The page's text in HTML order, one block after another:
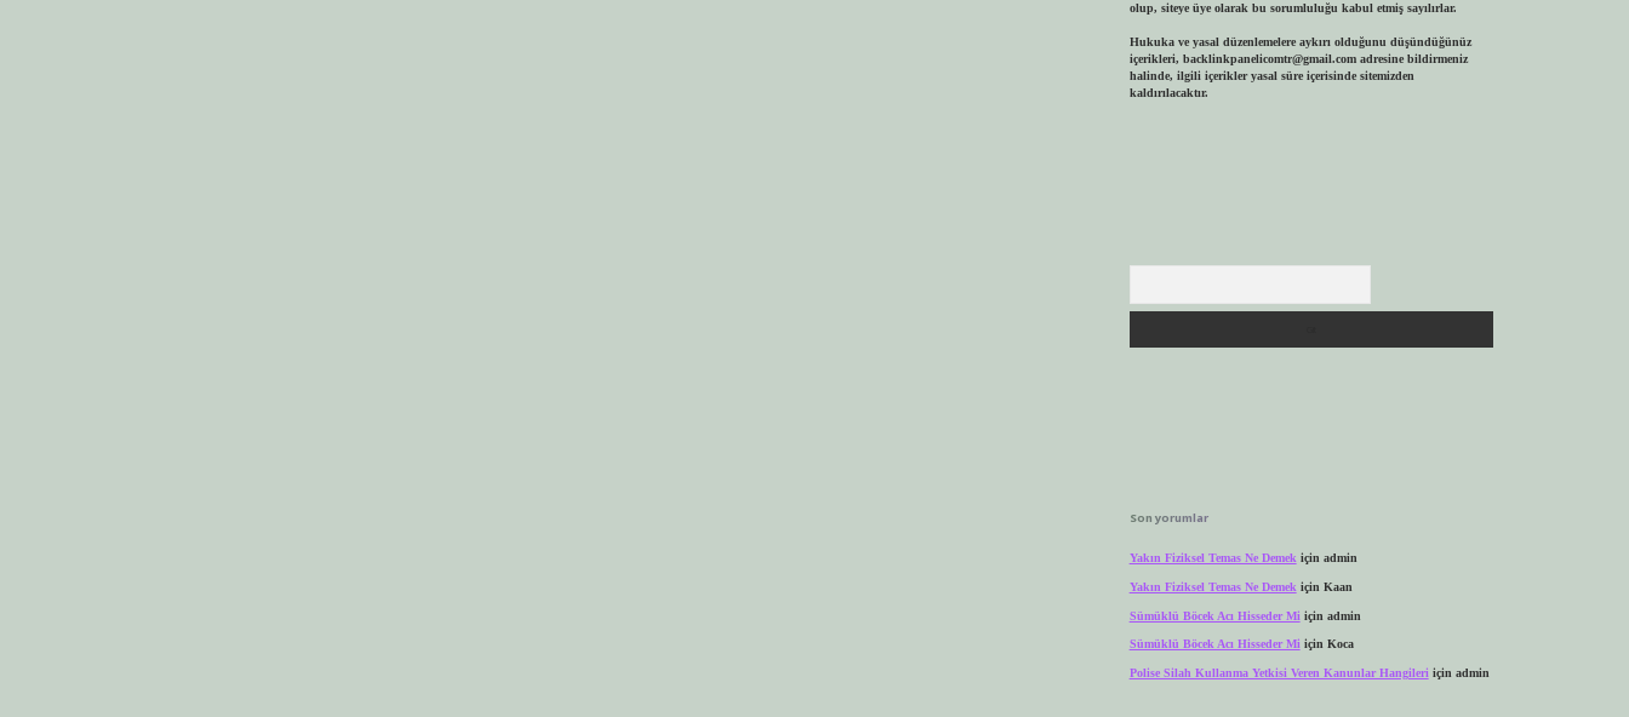
olup, siteye üye olarak bu sorumluluğu kabul etmiş sayılırlar.
Hukuka ve yasal düzenlemelere aykırı olduğunu düşündüğünüz
içerikleri, backlinkpanelicomtr@gmail.comadresine bildirmeniz
halinde, ilgili içerikler yasal süre içerisinde sitemizden
kaldırılacaktır.
Son yorumlar
Yakın Fiziksel Temas Ne Demekiçin admin
Yakın Fiziksel Temas Ne Demek için Kaan
Sümüklü Böcek Acı Hisseder Mi için admin
Sümüklü Böcek Acı Hisseder Miiçin Koca
Polise Silah Kullanma Yetkisi Veren Kanunlar Hangileri için admin